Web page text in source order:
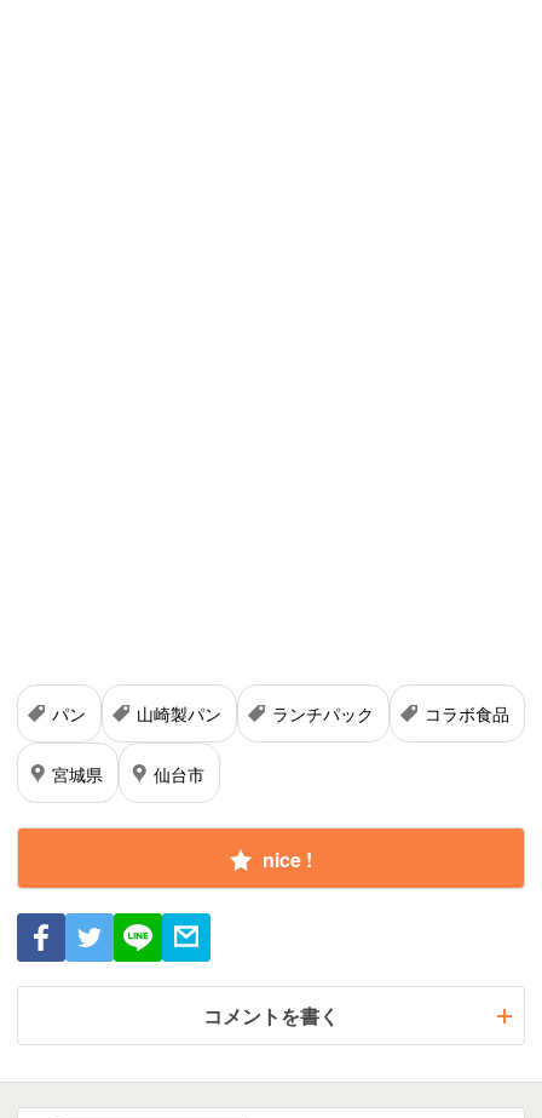
パン 山崎製パン ランチパック コラボ食品
宮城県 仙台市
nice !
コメントを書く